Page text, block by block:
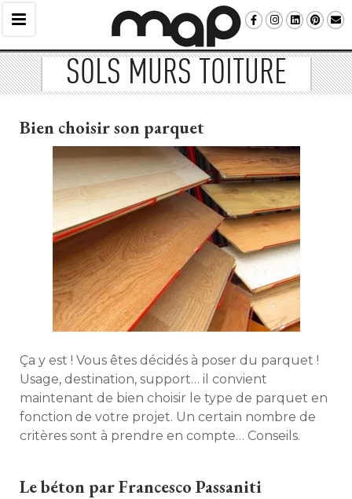
SOLS MURS TOITURE
Bien choisir son parquet
Ça y est ! Vous êtes décidés à poser du parquet !
Usage, destination, support… il convient
maintenant de bien choisir le type de parquet en
fonction de votre projet. Un certain nombre de
critères sont à prendre en compte… Conseils.
Le béton par Francesco Passaniti